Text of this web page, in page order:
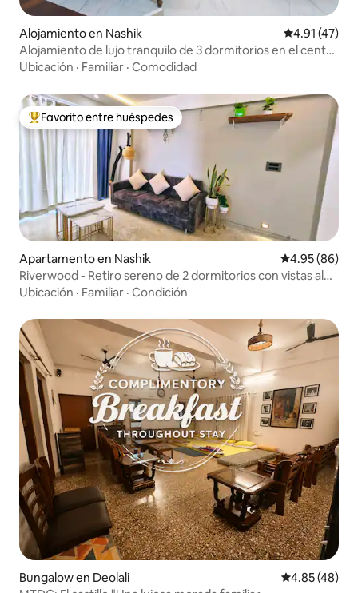
Alojamiento en Nashik Calificación
4.91 (47)
Alojamiento de lujo tranquilo de 3 dormitorios en el centro
de Nasik
Ubicación · Familiar · Comodidad
Favorito entre huéspedes preferido
Favorito entre huéspedes
Apartamento en Nashik Calificación
4.95 (86)
Riverwood - Retiro sereno de 2 dormitorios con vistas al
río
Ubicación · Familiar · Condición
Bungalow en Deolali Calificación
4.85 (48)